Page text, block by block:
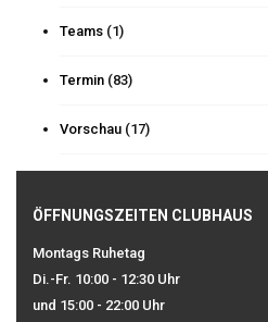
Teams (1)
Termin (83)
Vorschau (17)
ÖFFNUNGSZEITEN CLUBHAUS
Montags Ruhetag
Di.-Fr. 10:00 - 12:30 Uhr
und 15:00 - 22:00 Uhr